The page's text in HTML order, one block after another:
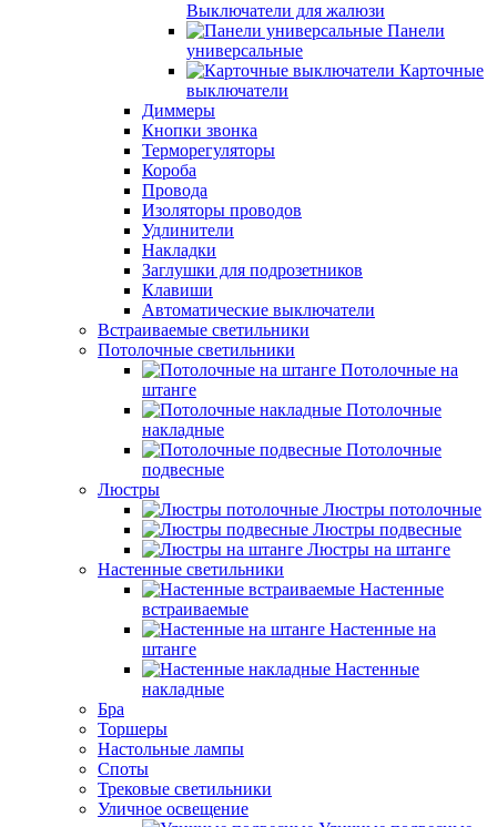
Выключатели для жалюзи
Панели
универсальные
Карточные
выключатели
Диммеры
Кнопки звонка
Терморегуляторы
Короба
Провода
Изоляторы проводов
Удлинители
Накладки
Заглушки для подрозетников
Клавиши
Автоматические выключатели
Встраиваемые светильники
Потолочные светильники
Потолочные на
штанге
Потолочные
накладные
Потолочные
подвесные
Люстры
Люстры потолочные
Люстры подвесные
Люстры на штанге
Настенные светильники
Настенные
встраиваемые
Настенные на
штанге
Настенные
накладные
Бра
Торшеры
Настольные лампы
Споты
Трековые светильники
Уличное освещение